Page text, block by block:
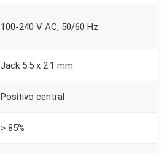
100-240 V AC, 50/60 Hz
Jack 5.5 x 2.1 mm
Positivo central
> 85%